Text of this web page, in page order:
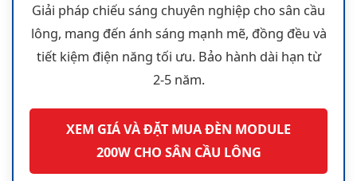
Giải pháp chiếu sáng chuyên nghiệp cho sân cầu
lông, mang đến ánh sáng mạnh mẽ, đồng đều và
tiết kiệm điện năng tối ưu. Bảo hành dài hạn từ
2-5 năm.
XEM GIÁ VÀ ĐẶT MUA ĐÈN MODULE
200W CHO SÂN CẦU LÔNG